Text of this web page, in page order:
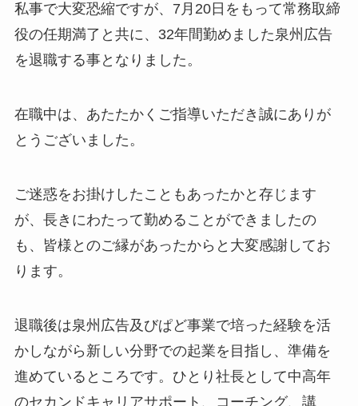
私事で大変恐縮ですが、7月20日をもって常務取締
役の任期満了と共に、32年間勤めました泉州広告
を退職する事となりました。
在職中は、あたたかくご指導いただき誠にありが
とうございました。
ご迷惑をお掛けしたこともあったかと存じます
が、長きにわたって勤めることができましたの
も、皆様とのご縁があったからと大変感謝してお
ります。
退職後は泉州広告及びぱど事業で培った経験を活
かしながら新しい分野での起業を目指し、準備を
進めているところです。ひとり社長として中高年
のセカンドキャリアサポート、コーチング、講